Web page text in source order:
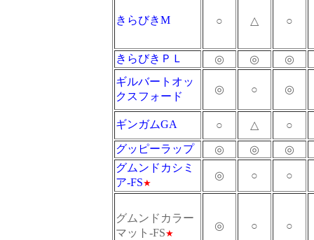
きらびきM ○ △ ○
きらびきＰＬ ◎ ◎
◎
ギルバートオッ
クスフォード
◎ ○ ◎
ギンガムGA ○ △
○
グッピーラップ
◎ ◎
◎
グムンドカシミ
ア-FS★
◎ ○ ○
グムンドカラー
マット-FS★
◎ ○ ○